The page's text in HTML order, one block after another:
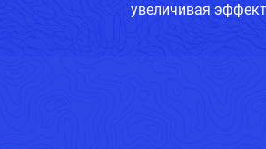
увеличивая